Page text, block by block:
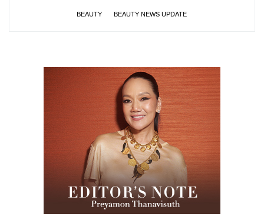
BEAUTY BEAUTY NEWS UPDATE